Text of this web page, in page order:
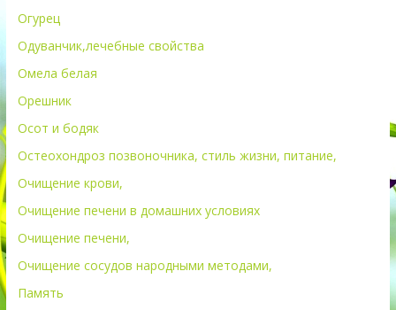
Огурец
Одуванчик,лечебные свойства
Омела белая
Орешник
Осот и бодяк
Остеохондроз позвоночника, стиль жизни, питание,
Очищение крови,
Очищение печени в домашних условиях
Очищение печени,
Очищение сосудов народными методами,
Память